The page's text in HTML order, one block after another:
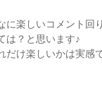
に楽しいコメント回
は？と思います♪
だけ楽しいかは実感